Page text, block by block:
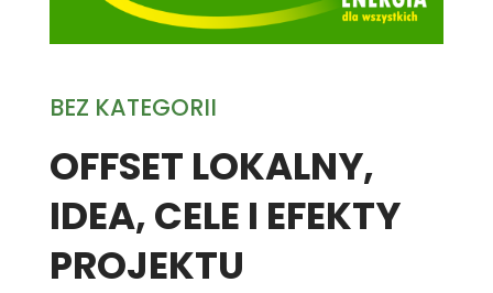
BEZ KATEGORII
OFFSET LOKALNY,
IDEA, CELE I EFEKTY
PROJEKTU